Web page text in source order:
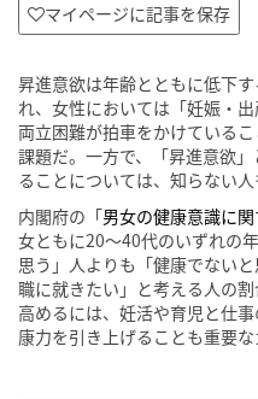
マイページに記事を保存
昇進意欲は年齢とともに低下
れ、女性においては「妊娠・
両立困難が拍車をかけている
課題だ。一方で、「昇進意欲
ることについては、知らない人
内閣府の「男女の健康意識に
女ともに20〜40代のいずれの
思う」人よりも「健康でない
職に就きたい」と考える人の
高めるには、妊活や育児と仕
康力を引き上げることも重要な